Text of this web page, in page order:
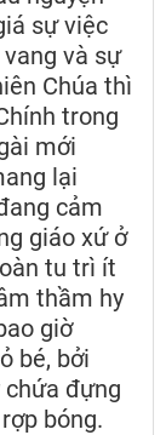
sự việc
và sự
Chúa thì
trong
mới
lại
cảm
giáo xứ ở
tu trì ít
thầm hy
giờ
bé, bởi
đựng
bóng.